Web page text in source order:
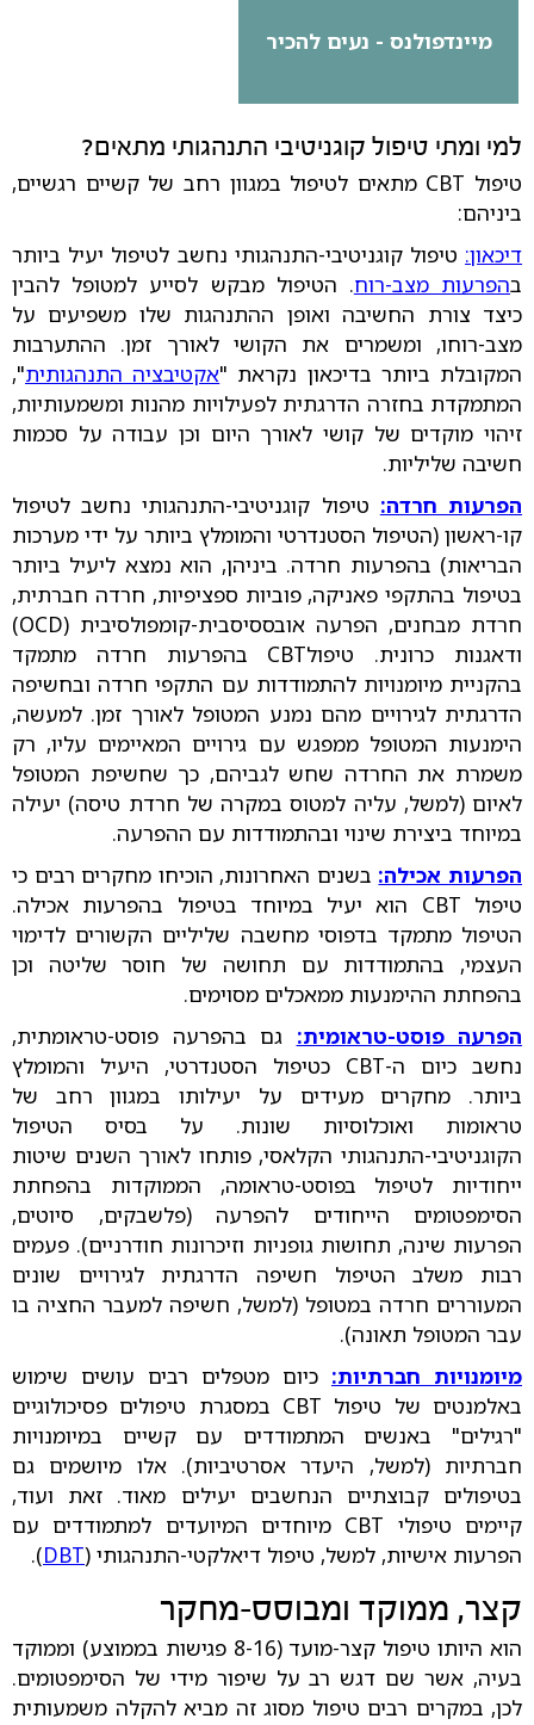
מיינדפולנס - נעים להכיר
למי ומתי טיפול קוגניטיבי התנהגותי מתאים?
טיפול CBT מתאים לטיפול במגוון רחב של קשיים רגשיים,
ביניהם:
דיכאון: טיפול קוגניטיבי-התנהגותי נחשב לטיפול יעיל ביותר
בהפרעות מצב-רוח. הטיפול מבקש לסייע למטופל להבין
כיצד צורת החשיבה ואופן ההתנהגות שלו משפיעים על
מצב-רוחו, ומשמרים את הקושי לאורך זמן. ההתערבות
המקובלת ביותר בדיכאון נקראת "אקטיבציה התנהגותית",
המתמקדת בחזרה הדרגתית לפעילויות מהנות ומשמעותיות,
זיהוי מוקדים של קושי לאורך היום וכן עבודה על סכמות
חשיבה שליליות.
הפרעות חרדה: טיפול קוגניטיבי-התנהגותי נחשב לטיפול
קו-ראשון (הטיפול הסטנדרטי והמומלץ ביותר על ידי מערכות
הבריאות) בהפרעות חרדה. ביניהן, הוא נמצא ליעיל ביותר
בטיפול בהתקפי פאניקה, פוביות ספציפיות, חרדה חברתית,
חרדת מבחנים, הפרעה אובססיסבית-קומפולסיבית (OCD)
ודאגנות כרונית. טיפולCBT בהפרעות חרדה מתמקד
בהקניית מיומנויות להתמודדות עם התקפי חרדה ובחשיפה
הדרגתית לגירויים מהם נמנע המטופל לאורך זמן. למעשה,
הימנעות המטופל ממפגש עם גירויים המאיימים עליו, רק
משמרת את החרדה שחש לגביהם, כך שחשיפת המטופל
לאיום (למשל, עליה למטוס במקרה של חרדת טיסה) יעילה
במיוחד ביצירת שינוי ובהתמודדות עם ההפרעה.
הפרעות אכילה: בשנים האחרונות, הוכיחו מחקרים רבים כי
טיפול CBT הוא יעיל במיוחד בטיפול בהפרעות אכילה.
הטיפול מתמקד בדפוסי מחשבה שליליים הקשורים לדימוי
העצמי, בהתמודדות עם תחושה של חוסר שליטה וכן
בהפחתת ההימנעות ממאכלים מסוימים.
הפרעה פוסט-טראומית: גם בהפרעה פוסט-טראומתית,
נחשב כיום ה-CBT כטיפול הסטנדרטי, היעיל והמומלץ
ביותר. מחקרים מעידים על יעילותו במגוון רחב של
טראומות ואוכלוסיות שונות. על בסיס הטיפול
הקוגניטיבי-התנהגותי הקלאסי, פותחו לאורך השנים שיטות
ייחודיות לטיפול בפוסט-טראומה, הממוקדות בהפחתת
הסימפטומים הייחודים להפרעה (פלשבקים, סיוטים,
הפרעות שינה, תחושות גופניות וזיכרונות חודרניים). פעמים
רבות משלב הטיפול חשיפה הדרגתית לגירויים שונים
המעוררים חרדה במטופל (למשל, חשיפה למעבר החציה בו
עבר המטופל תאונה).
מיומנויות חברתיות: כיום מטפלים רבים עושים שימוש
באלמנטים של טיפול CBT במסגרת טיפולים פסיכולוגיים
"רגילים" באנשים המתמודדים עם קשיים במיומנויות
חברתיות (למשל, היעדר אסרטיביות). אלו מיושמים גם
בטיפולים קבוצתיים הנחשבים יעילים מאוד. זאת ועוד,
קיימים טיפולי CBT מיוחדים המיועדים למתמודדים עם
הפרעות אישיות, למשל, טיפול דיאלקטי-התנהגותי (DBT
).
קצר, ממוקד ומבוסס-מחקר
הוא היותו טיפול קצר-מועד (8-16 פגישות בממוצע) וממוקד
בעיה, אשר שם דגש רב על שיפור מידי של הסימפטומים.
לכן, במקרים רבים טיפול מסוג זה מביא להקלה משמעותית